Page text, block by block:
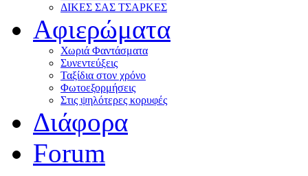
ΔΙΚΕΣ ΣΑΣ ΤΣΑΡΚΕΣ
Αφιερώματα
Χωριά Φαντάσματα
Συνεντεύξεις
Ταξίδια στον χρόνο
Φωτοεξορμήσεις
Στις ψηλότερες κορυφές
Διάφορα
Forum